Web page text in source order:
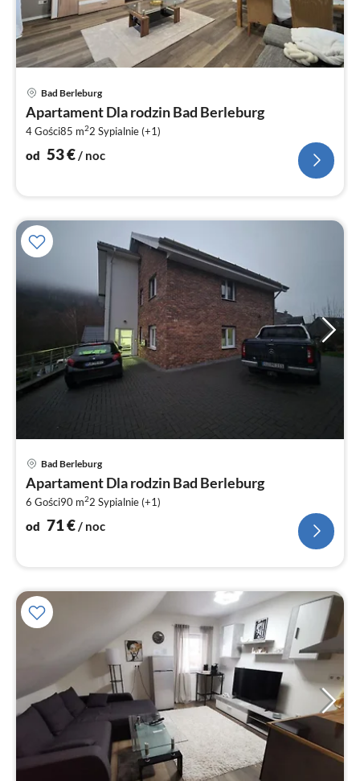
Bad Berleburg
Apartament Dla rodzin Bad Berleburg
4 Gości85 m22 Sypialnie (+1)
od 53€/ noc
Bad Berleburg
Apartament Dla rodzin Bad Berleburg
6 Gości90 m22 Sypialnie (+1)
od 71€/ noc